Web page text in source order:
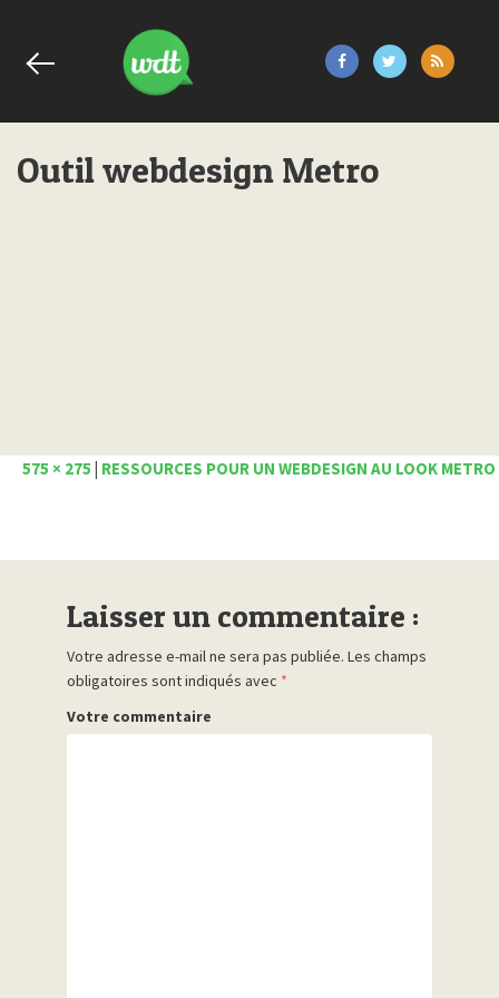
Outil webdesign Metro
575 × 275 RESSOURCES POUR UN WEBDESIGN AU LOOK METRO
Laisser un commentaire :
Votre adresse e-mail ne sera pas publiée. Les champs
obligatoires sont indiqués avec *
Votre commentaire